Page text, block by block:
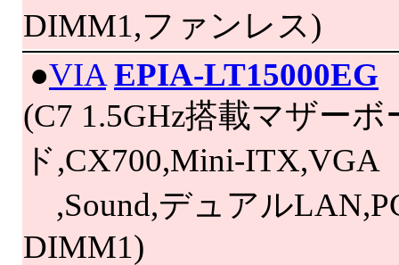
DIMM1,ファンレス)
●VIA EPIA-LT15000EG
(C7 1.5GHz搭載マザーボ
ド,CX700,Mini-ITX,VGA
,Sound,デュアル
DIMM1)